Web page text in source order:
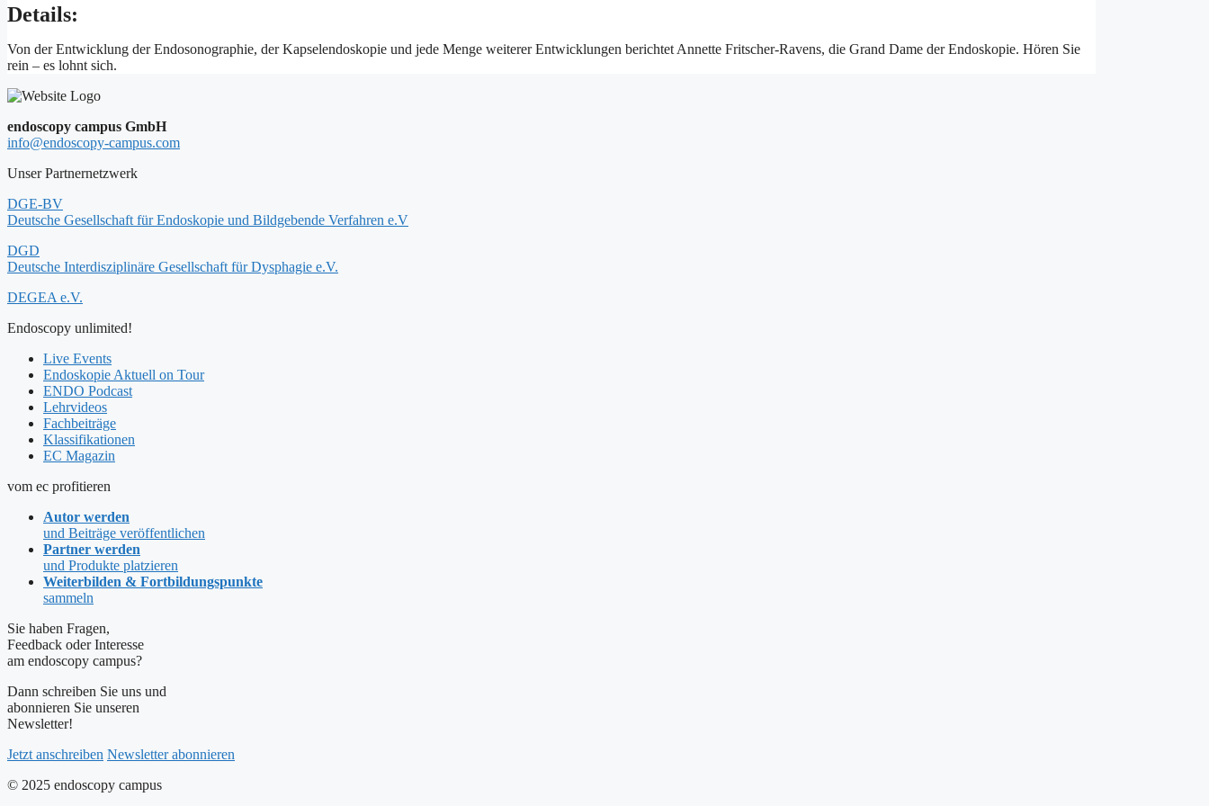
Details:
Von der Entwicklung der Endosonographie, der Kapselendoskopie und jede Menge weiterer Entwicklungen berichtet Annette Fritscher-Ravens, die Grand Dame der Endoskopie. Hören Sie
rein – es lohnt sich.
endoscopy campus GmbH
info@endoscopy-campus.com
Unser Partnernetzwerk
DGE-BV
Deutsche Gesellschaft für Endoskopie und Bildgebende Verfahren e.V
DGD
Deutsche Interdisziplinäre Gesellschaft für Dysphagie e.V.
DEGEA e.V.
Endoscopy unlimited!
Live Events
Endoskopie Aktuell on Tour
ENDO Podcast
Lehrvideos
Fachbeiträge
Klassifikationen
EC Magazin
vom ec profitieren
Autor werden
und Beiträge veröffentlichen
Partner werden
und Produkte platzieren
Weiterbilden & Fortbildungspunkte
sammeln
Sie haben Fragen,
Feedback oder Interesse
am endoscopy campus?
Dann schreiben Sie uns und
abonnieren Sie unseren
Newsletter!
Jetzt anschreiben Newsletter abonnieren
© 2025 endoscopy campus